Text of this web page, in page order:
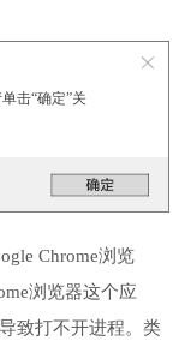
击“确定”关
Chrome浏览
浏览器这个应
致打不开进程。类